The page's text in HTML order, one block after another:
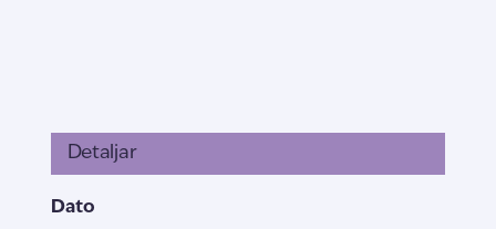
Detaljar
Dato